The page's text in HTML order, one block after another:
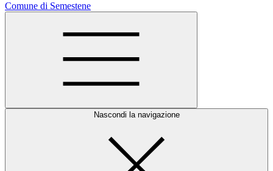
Comune di Semestene
Nascondi la navigazione